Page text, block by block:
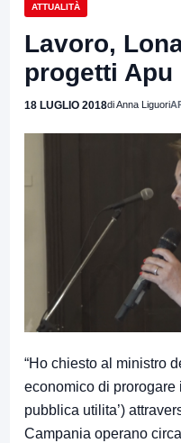
ATTUALITÀ
Lavoro,
progetti Apu
18 LUGLIO 2018di Anna Liguori
“Ho chiesto al ministro
economico di prorogare
pubblica utilita’)
Campania operano